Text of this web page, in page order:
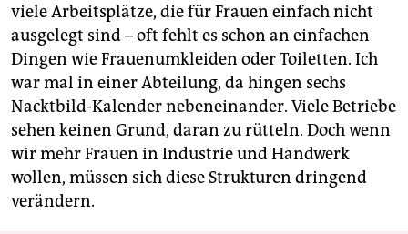
viele Arbeitsplätze, die für Frauen einfach nicht
ausgelegt sind – oft fehlt es schon an einfachen
Dingen wie Frauenumkleiden oder Toiletten. Ich
war mal in einer Abteilung, da hingen sechs
Nacktbild-Kalender nebeneinander. Viele Betriebe
sehen keinen Grund, daran zu rütteln. Doch wenn
wir mehr Frauen in Industrie und Handwerk
wollen, müssen sich diese Strukturen dringend
verändern.